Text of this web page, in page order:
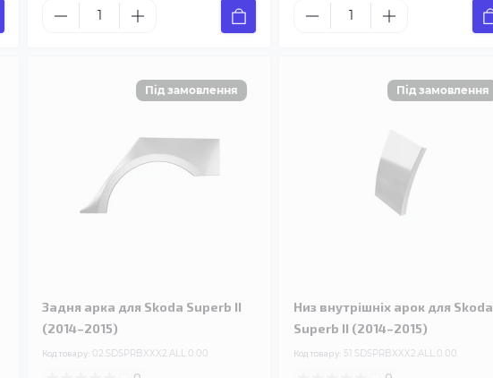
Задня арка для Skoda Superb II
(2014–2015)
Код товару: 02.SDSPRBXXX2.ALL.0.00
Низ внутрішніх арок для Skoda
Superb II (2014–2015)
Код товару: 51.SDSPRBXXX2.ALL.0.00